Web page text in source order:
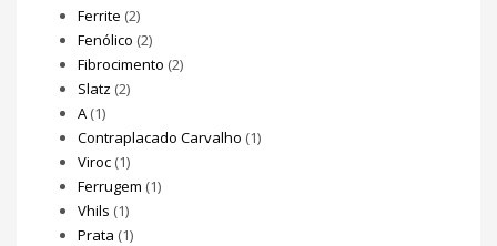
Ferrite (2)
Fenólico (2)
Fibrocimento (2)
Slatz (2)
A (1)
Contraplacado Carvalho (1)
Viroc (1)
Ferrugem (1)
Vhils (1)
Prata (1)